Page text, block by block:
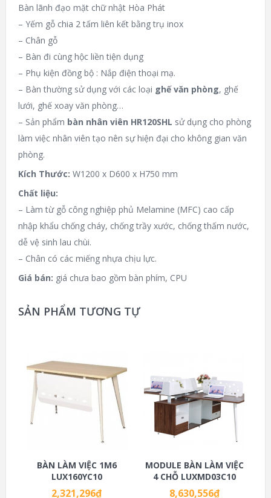
Bàn lãnh đạo mặt chữ nhật Hòa Phát
– Yếm gỗ chia 2 tấm liên kết bằng trụ inox
– Chân gỗ
– Bàn đi cùng hộc liền tiện dụng
– Phụ kiện đồng bộ : Nắp điện thoại mạ.
– Bàn thường sử dụng với các loại ghế văn phòng, ghế
lưới, ghế xoay văn phòng…
– Sản phẩm bàn nhân viên HR120SHL sử dụng cho phòng
làm việc nhân viên tạo nên sự hiện đại cho không gian văn
phòng.
Kích Thước: W1200 x D600 x H750 mm
Chất liệu:
– Làm từ gỗ công nghiệp phủ Melamine (MFC) cao cấp
nhập khẩu chống cháy, chống trầy xước, chống thấm nước,
dễ vệ sinh lau chùi.
– Chân có các miếng nhựa chịu lực.
Giá bán: giá chưa bao gồm bàn phím, CPU
SẢN PHẨM TƯƠNG TỰ
BÀN LÀM VIỆC 1M6
LUX160YC10
2,321,296₫
MODULE BÀN LÀM VIỆC
4 CHỖ LUXMD03C10
8,630,556₫